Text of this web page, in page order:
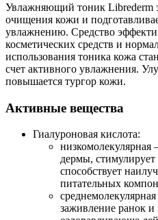
Увлажняющий тоник Librederm
очищения кожи и
увлажнению. Средство
косметических средств и
использования тоника кожа
счет активного увлажнения.
повышается тургор кожи.
Активные вещества
Гиалуроновая кислота:
низкомолекулярная
дермы, стимулирует
способствует
питательных
заживление ранок